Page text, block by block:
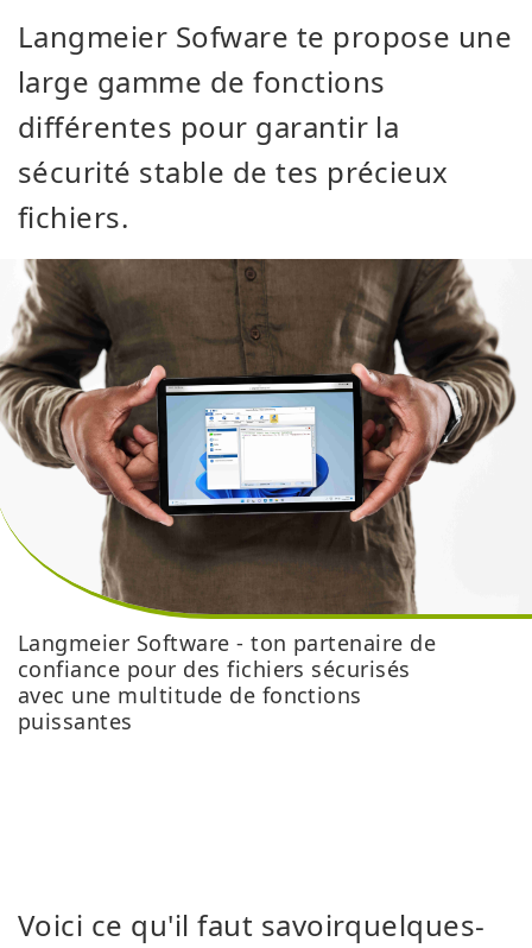
Langmeier Sofware te propose une
large gamme de fonctions
différentes pour garantir la
sécurité stable de tes précieux
fichiers.
Langmeier Software - ton partenaire de
confiance pour des fichiers sécurisés
avec une multitude de fonctions
puissantes
Voici ce qu'il faut savoirquelques-